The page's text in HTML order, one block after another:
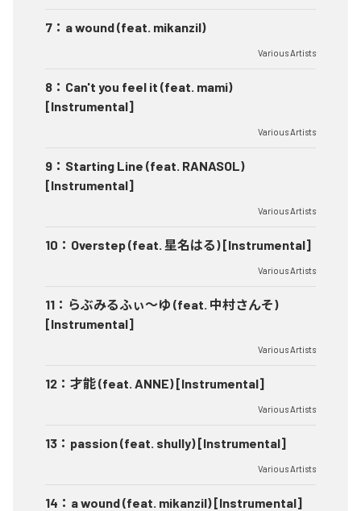
7 ： a wound (feat. mikanzil)
Various Artists
8 ： Can't you feel it (feat. mami)
[Instrumental]
Various Artists
9 ： Starting Line (feat. RANASOL)
[Instrumental]
Various Artists
10 ： Overstep (feat. 星名はる) [Instrumental]
Various Artists
11 ： らぶみるふぃ～ゆ (feat. 中村さんそ)
[Instrumental]
Various Artists
12 ： 才能 (feat. ANNE) [Instrumental]
Various Artists
13 ： passion (feat. shully) [Instrumental]
Various Artists
14 ： a wound (feat. mikanzil) [Instrumental]